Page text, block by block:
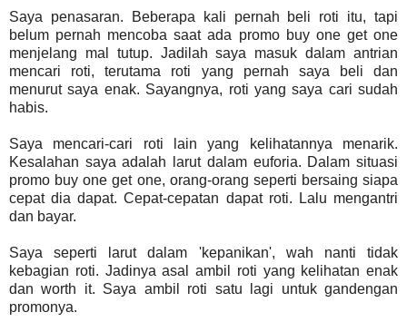
Saya penasaran. Beberapa kali pernah beli roti itu, tapi
belum pernah mencoba saat ada promo buy one get one
menjelang mal tutup. Jadilah saya masuk dalam antrian
mencari roti, terutama roti yang pernah saya beli dan
menurut saya enak. Sayangnya, roti yang saya cari sudah
habis.
Saya mencari-cari roti lain yang kelihatannya menarik.
Kesalahan saya adalah larut dalam euforia. Dalam situasi
promo buy one get one, orang-orang seperti bersaing siapa
cepat dia dapat. Cepat-cepatan dapat roti. Lalu mengantri
dan bayar.
Saya seperti larut dalam 'kepanikan', wah nanti tidak
kebagian roti. Jadinya asal ambil roti yang kelihatan enak
dan worth it. Saya ambil roti satu lagi untuk gandengan
promonya.